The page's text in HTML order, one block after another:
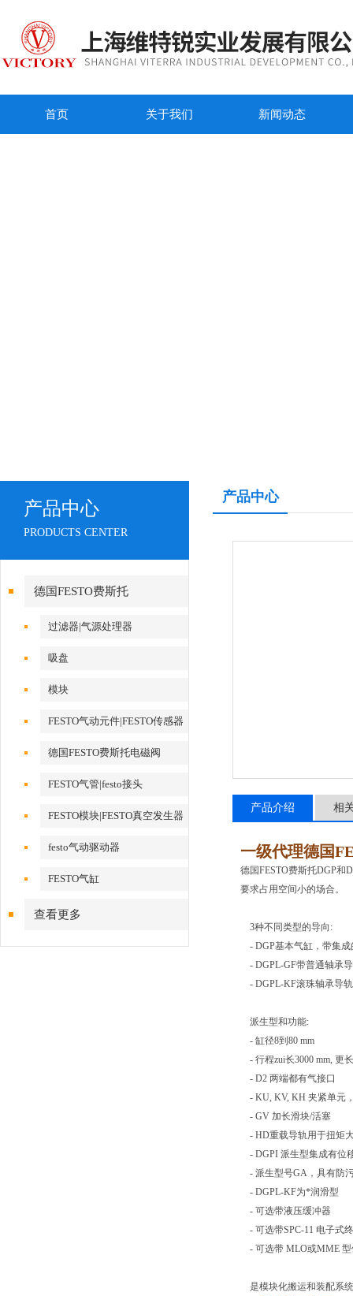
首页 关于我们 新闻动态
产品中心
PRODUCTS CENTER
德国FESTO费斯托
过滤器|气源处理器
吸盘
模块
FESTO气动元件|FESTO传感器
德国FESTO费斯托电磁阀
FESTO气管|festo接头
FESTO模块|FESTO真空发生器
festo气动驱动器
FESTO气缸
查看更多
产品中心
产品介绍 相
一级代理德国
德国FESTO费斯托DGP和
要求占用空间小的场合。
3种不同类型的导向:
- DGP基本气缸，带集
- DGPL-GF带普通轴承
- DGPL-KF滚珠轴承导
派生型和功能:
- 缸径8到80 mm
- 行程zui长3000 mm, 更
- D2 两端都有气接口
- KU, KV, KH 夹紧单元
- GV 加长滑块/活塞
- HD重载导轨用于扭矩
- DGPI 派生型集成有位
- 派生型号GA，具有防
- DGPL-KF为*润滑型
- 可选带液压缓冲器
- 可选带SPC-11 电子式
- 可选带 MLO或MME 型
是模块化搬运和装配系